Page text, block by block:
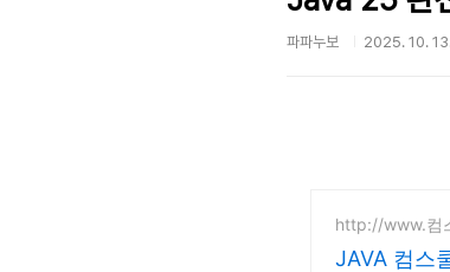
파파누보 2025. 10.
http://www.컴
JAVA 컴스